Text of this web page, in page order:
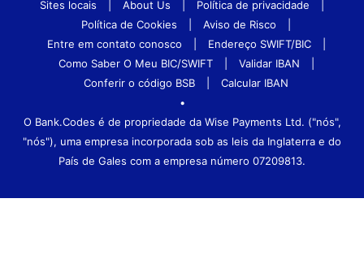
Sites locais About Us Política de privacidade
Política de Cookies
Aviso de Risco
Entre em contato conosco
Endereço SWIFT/BIC
Como Saber O Meu BIC/SWIFT
Validar IBAN
Conferir o código BSB
Calcular IBAN
•
O Bank.Codes é de propriedade da Wise Payments Ltd. ("nós",
"nós"), uma empresa incorporada sob as leis da Inglaterra e do
País de Gales com a empresa número 07209813.